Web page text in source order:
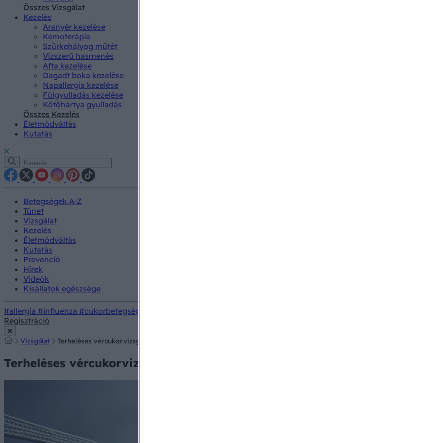
Összes Vizsgálat
Kezelés
Aranyér kezelése
Kemoterápia
Szürkehályog műtét
Vízszerű hasmenés
Afta kezelése
Dagadt boka kezelése
Napallergia kezelése
Fülgyulladás kezelése
Kötőhártya gyulladás
Összes Kezelés
Életmódváltás
Kutatás
Betegségek A-Z
Tünet
Vizsgálat
Kezelés
Életmódváltás
Kutatás
Prevenció
Hírek
Videók
Kisállatok egészsége
#allergia #influenza #cukorbetegség
Regisztráció
Vizsgálat Terheléses vércukorvizsgálat: ezek a lehetőségek vannak a hírhedt szirupon túl
Terheléses vércukorvizsgálat: ezek a lehetőségek vannak a hírhedt